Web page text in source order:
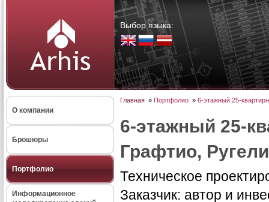
Выбор языка:
О компании
Брошюры
Портфолио
Информационное
Главная » Портфолио » 6-этажный 25-
6-этажный 25-
Графтио,
Техническое
Заказчик: автор и